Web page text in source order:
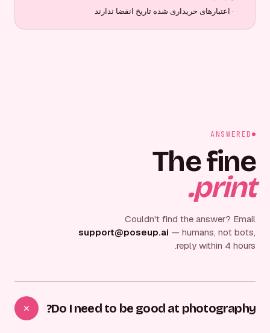
· اعتبارهای خریداری شده تاریخ انقضا ندارند
ANSWERED
The fine
print.
Couldn't find the answer? Email
support@poseup.ai — humans, not bots,
reply within 4 hours.
Do I need to be good at photography?